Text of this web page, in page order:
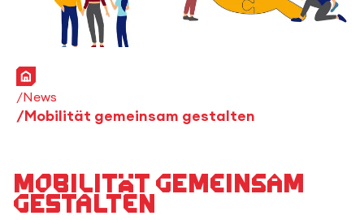
Startseite
News
Mobilität gemeinsam gestalten
Mobilität gemeinsam
gestalten